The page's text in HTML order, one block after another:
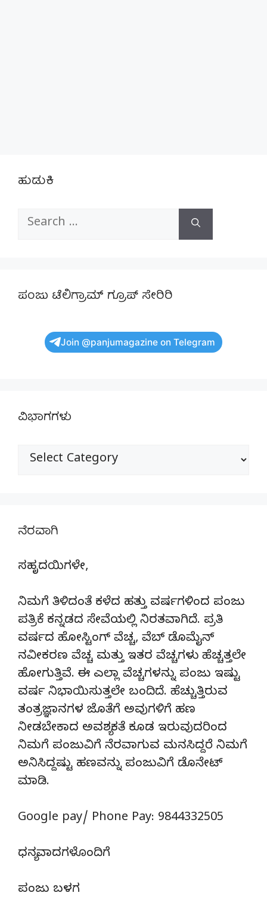
ಹುಡುಕಿ
Search
ಪಂಜು ಟೆಲಿಗ್ರಾಮ್ ಗ್ರೂಪ್ ಸೇರಿರಿ
Join @panjumagazine on Telegram
ವಿಭಾಗಗಳು
ವಿಭಾಗಗಳು
ನೆರವಾಗಿ
ಸಹೃದಯಿಗಳೇ,
ನಿಮಗೆ ತಿಳಿದಂತೆ ಕಳೆದ ಹತ್ತು ವರ್ಷಗಳಿಂದ ಪಂಜು
ಪತ್ರಿಕೆ ಕನ್ನಡದ ಸೇವೆಯಲ್ಲಿ ನಿರತವಾಗಿದೆ. ಪ್ರತಿ
ವರ್ಷದ ಹೋಸ್ಟಿಂಗ್‌ ವೆಚ್ಚ, ವೆಬ್‌ ಡೊಮೈನ್‌
ನವೀಕರಣ ವೆಚ್ಚ ಮತ್ತು ಇತರ ವೆಚ್ಚಗಳು ಹೆಚ್ಚತ್ತಲೇ
ಹೋಗುತ್ತಿವೆ. ಈ ಎಲ್ಲಾ ವೆಚ್ಚಗಳನ್ನು ಪಂಜು ಇಷ್ಟು
ವರ್ಷ ನಿಭಾಯಿಸುತ್ತಲೇ ಬಂದಿದೆ. ಹೆಚ್ಚುತ್ತಿರುವ
ತಂತ್ರಜ್ಞಾನಗಳ ಜೊತೆಗೆ ಅವುಗಳಿಗೆ ಹಣ
ನೀಡಬೇಕಾದ ಅವಶ್ಯಕತೆ ಕೂಡ ಇರುವುದರಿಂದ
ನಿಮಗೆ ಪಂಜುವಿಗೆ ನೆರವಾಗುವ ಮನಸಿದ್ದರೆ ನಿಮಗೆ
ಅನಿಸಿದ್ದಷ್ಟು ಹಣವನ್ನು ಪಂಜುವಿಗೆ ಡೊನೇಟ್‌
ಮಾಡಿ.
Google pay/ Phone Pay: 9844332505
ಧನ್ಯವಾದಗಳೊಂದಿಗೆ
ಪಂಜು ಬಳಗ